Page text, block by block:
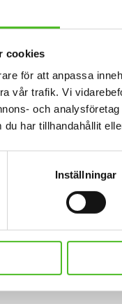
cookies
för att anpassa
vår trafik. Vi
och
du har tillhandahållit
Inställningar
och ge
Lägg till i